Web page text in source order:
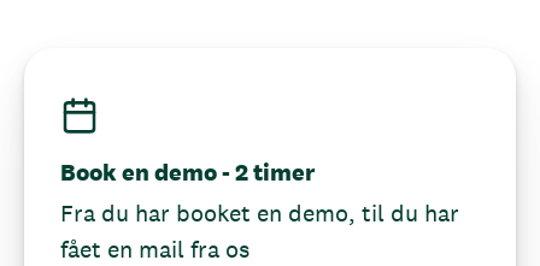
Book en demo - 2 timer
Fra du har booket en demo, til du har
fået en mail fra os